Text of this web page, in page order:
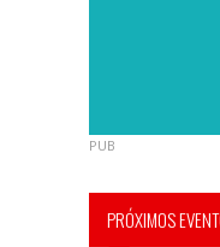
PUB
PRÓXIMOS